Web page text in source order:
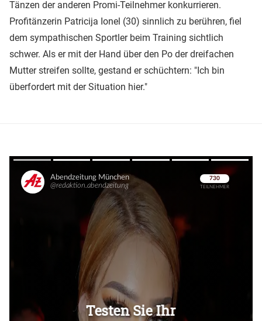
Tänzen der anderen Promi-Teilnehmer konkurrieren.
Profitänzerin Patricija Ionel (30) sinnlich zu berühren, fiel
dem sympathischen Sportler beim Training sichtlich
schwer. Als er mit der Hand über den Po der dreifachen
Mutter streifen sollte, gestand er schüchtern: "Ich bin
überfordert mit der Situation hier."
Überspringen